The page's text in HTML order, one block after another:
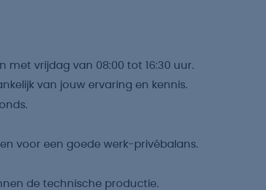
met vrijdag van 08:00 tot 16:30 uur.
van jouw ervaring en kennis.
voor een goede werk-privébalans.
de technische productie.